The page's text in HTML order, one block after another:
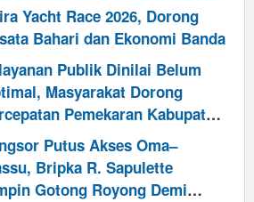
Yacht Race 2026, Dorong
Bahari dan Ekonomi Banda
Publik Dinilai Belum
Masyarakat Dorong
Pemekaran Kabupaten
Putus Akses Oma–
Bripka R. Sapulette
Gotong Royong Demi